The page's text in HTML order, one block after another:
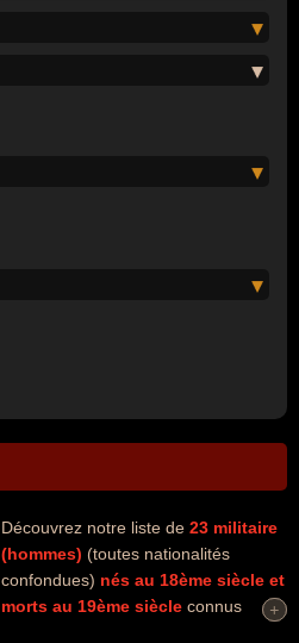
Découvrez notre liste de 23 militaire
(hommes) (toutes nationalités
confondues) nés au 18ème siècle et
morts au 19ème siècle connus
+
+